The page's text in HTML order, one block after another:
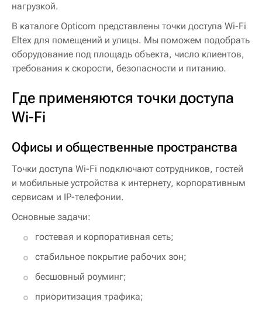
нагрузкой.
В каталоге Opticom представлены точки доступа Wi-Fi
Eltex для помещений и улицы. Мы поможем подобрать
оборудование под площадь объекта, число клиентов,
требования к скорости, безопасности и питанию.
Где применяются точки доступа
Wi-Fi
Офисы и общественные пространства
Точки доступа Wi-Fi подключают сотрудников, гостей
и мобильные устройства к интернету, корпоративным
сервисам и IP-телефонии.
Основные задачи:
гостевая и корпоративная сеть;
стабильное покрытие рабочих зон;
бесшовный роуминг;
приоритизация трафика;